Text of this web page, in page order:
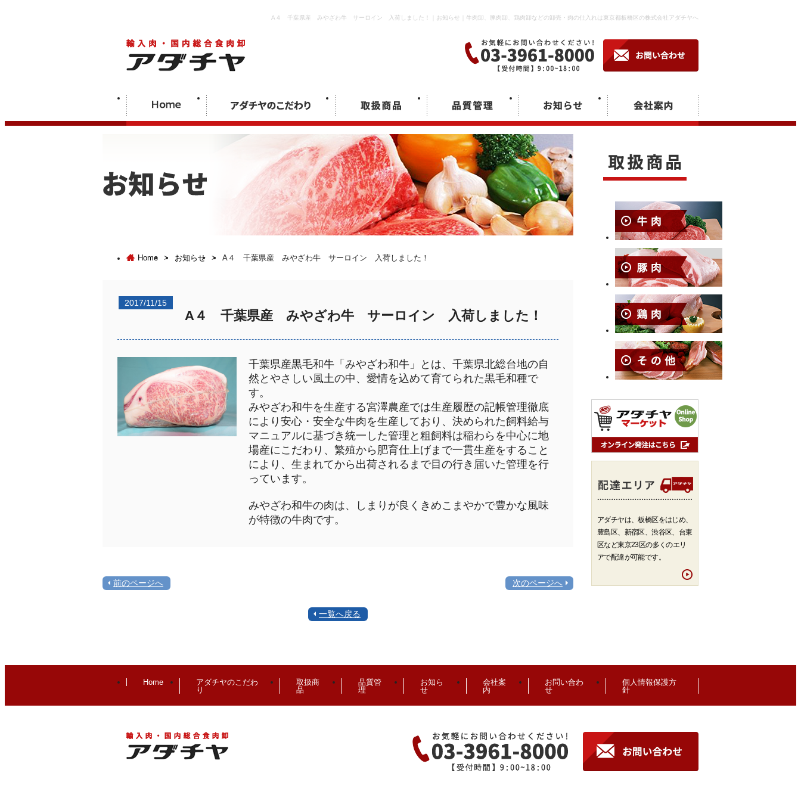
A４ 千葉県産 みやざわ牛 サーロイン 入荷しました！｜お知らせ｜牛肉卸、豚肉卸、鶏肉卸などの卸売・肉の仕入れは東京都板橋区の株式会社アダチヤへ
Home > お知らせ > A４ 千葉県産 みやざわ牛 サーロイン 入荷しました！
2017/11/15
A４ 千葉県産 みやざわ牛 サーロイン 入荷しました！
千葉県産黒毛和牛「みやざわ和牛」とは、千葉県北総台地の自
然とやさしい風土の中、愛情を込めて育てられた黒毛和種で
す。
みやざわ和牛を生産する宮澤農産では生産履歴の記帳管理徹底
により安心・安全な牛肉を生産しており、決められた飼料給与
マニュアルに基づき統一した管理と粗飼料は稲わらを中心に地
場産にこだわり、繁殖から肥育仕上げまで一貫生産をすること
により、生まれてから出荷されるまで目の行き届いた管理を行
っています。
みやざわ和牛の肉は、しまりが良くきめこまやかで豊かな風味
が特徴の牛肉です。
前のページへ 次のページへ
一覧へ戻る
アダチヤは、板橋区をはじめ、
豊島区、新宿区、渋谷区、台東
区など東京23区の多くのエリ
アで配達が可能です。
Home
アダチヤのこだわ
り
取扱商
品
品質管
理
お知ら
せ
会社案
内
お問い合わ
せ
個人情報保護方
針